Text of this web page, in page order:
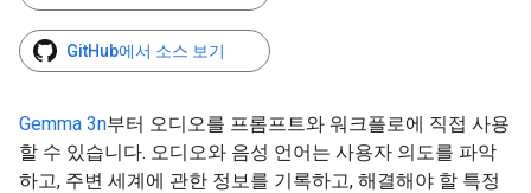
GitHub에서 소스 보기
Gemma 3n부터 오디오를 프롬프트와 워크플로에 직접 사용
할 수 있습니다. 오디오와 음성 언어는 사용자 의도를 파악
하고, 주변 세계에 관한 정보를 기록하고, 해결해야 할 특정